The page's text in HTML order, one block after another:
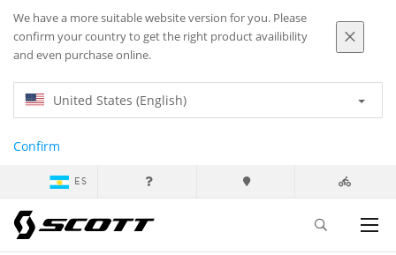
We have a more suitable website version for you. Please
confirm your country to get the right product availibility
and even purchase online.
United States (English)
Confirm
ES